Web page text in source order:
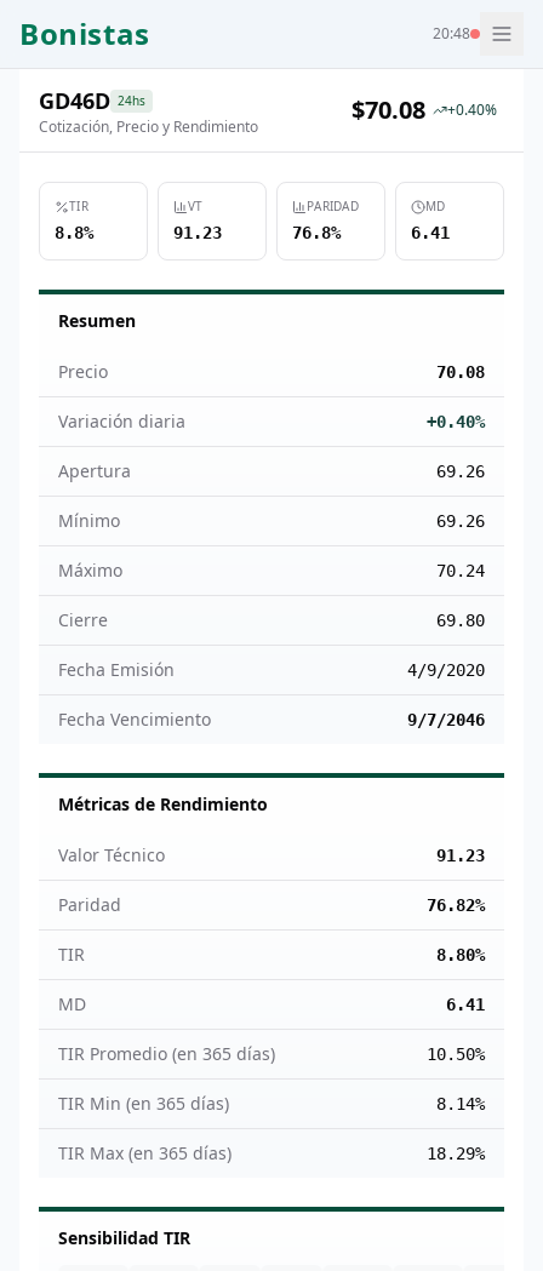
Bonistas 20:48
GD46D 24hs
Cotización, Precio y Rendimiento
$70.08 +0.40%
TIR
8.8%
VT
91.23
PARIDAD
76.8%
MD
6.41
Resumen
Precio 70.08
Variación diaria +0.40%
Apertura 69.26
Mínimo 69.26
Máximo 70.24
Cierre 69.80
Fecha Emisión 4/9/2020
Fecha Vencimiento 9/7/2046
Métricas de Rendimiento
Valor Técnico 91.23
Paridad 76.82%
TIR 8.80%
MD 6.41
TIR Promedio (en 365 días) 10.50%
TIR Min (en 365 días) 8.14%
TIR Max (en 365 días) 18.29%
Sensibilidad TIR